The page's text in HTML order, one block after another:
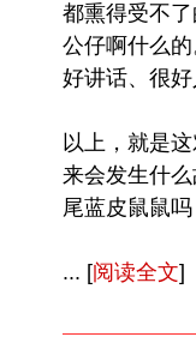
都熏得受不
公仔啊什么
好讲话、很
以上，就是
来会发生什
尾蓝皮鼠鼠
... [阅读全文]